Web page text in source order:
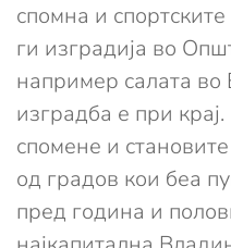
спомна и
ги изградија во
например салата во
изградба е при
спомене и
од градов кои беа
пред година и